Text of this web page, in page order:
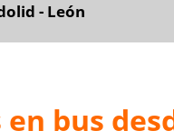
- León
bus